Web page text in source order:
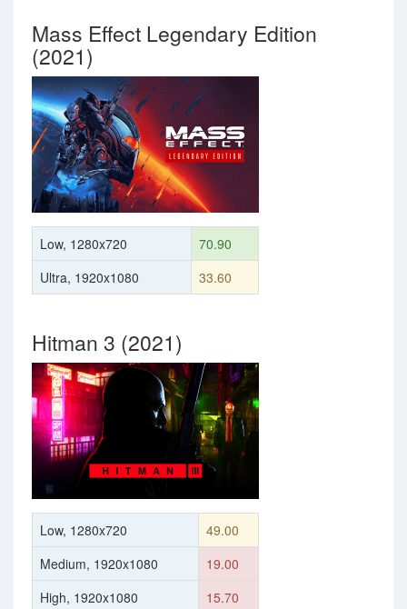
Mass Effect Legendary Edition
(2021)
Low, 1280x720
70.90
Ultra, 1920x1080
33.60
Hitman 3 (2021)
Low, 1280x720
49.00
Medium, 1920x1080
19.00
High, 1920x1080
15.70